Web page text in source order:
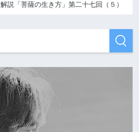
解説「菩薩の生き方」第二十七回（５）